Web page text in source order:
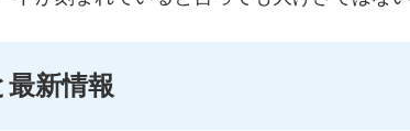
新情報